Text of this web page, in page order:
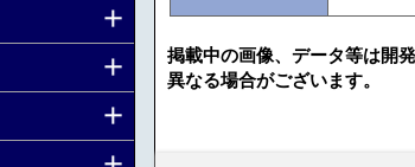
掲載中の画像、データ等は開
異なる場合がございます。